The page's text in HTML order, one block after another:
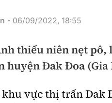
toàn giao thông
thông 24h
địa phương
hóa giao thông
- 06/09/2022, 18:55
thiếu niên nẹt pô,
huyện Đak Đoa (Gia
khu vực thị trấn Đak